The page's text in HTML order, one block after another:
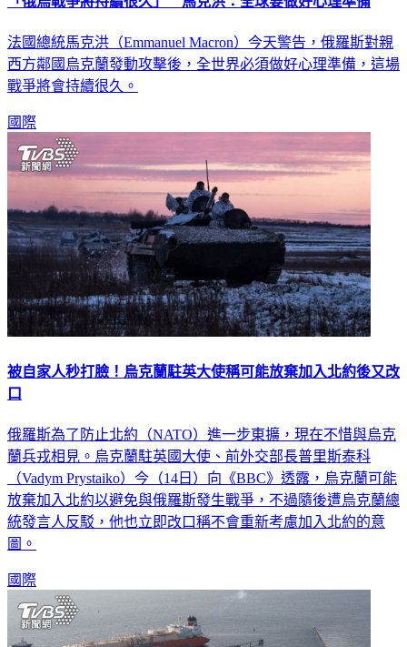
法國總統馬克洪（Emmanuel Macron）今天警告，俄羅斯對親
西方鄰國烏克蘭發動攻擊後，全世界必須做好心理準備，這場
戰爭將會持續很久。
國際
被自家人秒打臉！烏克蘭駐英大使稱可能放棄加入北約後又改
口
俄羅斯為了防止北約（NATO）進一步東擴，現在不惜與烏克
蘭兵戎相見。烏克蘭駐英國大使、前外交部長普里斯泰科
（Vadym Prystaiko）今（14日）向《BBC》透露，烏克蘭可能
放棄加入北約以避免與俄羅斯發生戰爭，不過隨後遭烏克蘭總
統發言人反駁，他也立即改口稱不會重新考慮加入北約的意
圖。
國際